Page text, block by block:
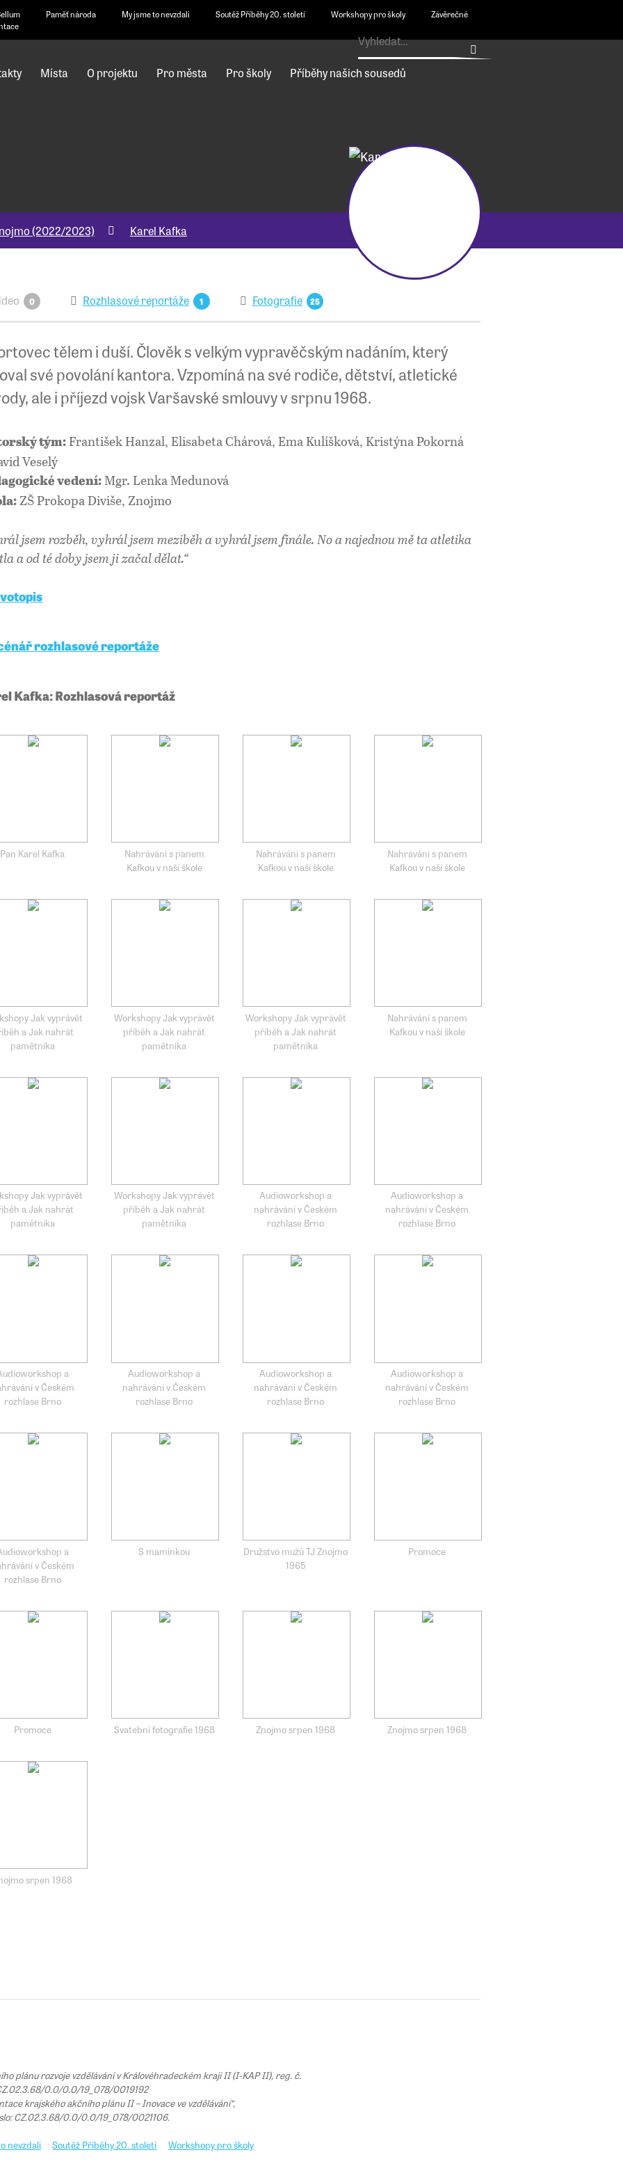
Paměť národa My jsme to nevzdali Soutěž Příběhy 20. století Workshopy pro školy
Závěrečné
Místa O projektu Pro města Pro školy Příběhy našich sousedů
(2022/2023) Karel Kafka
0 Rozhlasové reportáže 1 Fotografie 25
tělem i duší. Člověk s velkým vypravěčským nadáním, který
své povolání kantora. Vzpomíná na své rodiče, dětství, atletické
ale i příjezd vojsk Varšavské smlouvy v srpnu 1968.
tým: František Hanzal, Elisabeta Chárová, Ema Kulíšková, Kristýna Pokorná
Veselý
vedení: Mgr. Lenka Medunová
ZŠ Prokopa Diviše, Znojmo
jsem rozběh, vyhrál jsem meziběh a vyhrál jsem finále. No a najednou mě ta atletika
a od té doby jsem ji začal dělat.“
rozhlasové reportáže
Kafka: Rozhlasová reportáž
Pan Karel Kafka
Nahrávání s panem
Kafkou v naší škole
Nahrávání s panem
Kafkou v naší škole
Nahrávání s panem
Kafkou v naší škole
Jak vyprávět
a Jak nahrát
pamětníka
Workshopy Jak vyprávět
příběh a Jak nahrát
pamětníka
Workshopy Jak vyprávět
příběh a Jak nahrát
pamětníka
Nahrávání s panem
Kafkou v naší škole
Jak vyprávět
a Jak nahrát
pamětníka
Workshopy Jak vyprávět
příběh a Jak nahrát
pamětníka
Audioworkshop a
nahrávání v Českém
rozhlase Brno
Audioworkshop a
nahrávání v Českém
rozhlase Brno
a
v Českém
rozhlase Brno
Audioworkshop a
nahrávání v Českém
rozhlase Brno
Audioworkshop a
nahrávání v Českém
rozhlase Brno
Audioworkshop a
nahrávání v Českém
rozhlase Brno
a
v Českém
rozhlase Brno
S maminkou
Družstvo mužů TJ Znojmo
1965
Promoce
Promoce Svatební fotografie 1968 Znojmo srpen 1968 Znojmo srpen 1968
srpen 1968
plánu rozvoje vzdělávání v Královéhradeckém kraji II (I-KAP II), reg. č.
0.0/0.0/19_078/0019192
krajského akčního plánu II – Inovace ve vzdělávání“,
CZ.02.3.68/0.0/0.0/19_078/0021106.
nevzdali
Soutěž Příběhy 20. století Workshopy pro školy